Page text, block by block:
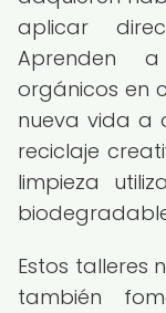
aplicar
Aprenden
orgánicos en
nueva vida a
reciclaje
limpieza
Estos talleres
también